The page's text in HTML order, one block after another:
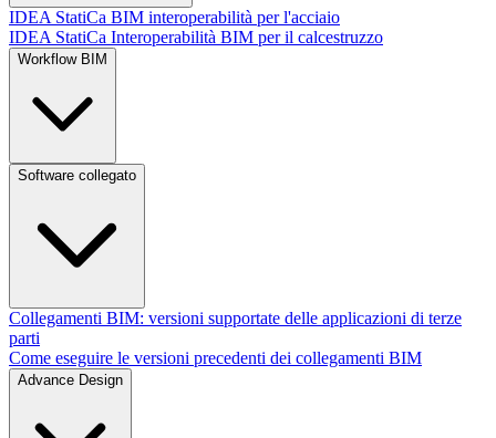
IDEA StatiCa BIM interoperabilità per l'acciaio
IDEA StatiCa Interoperabilità BIM per il calcestruzzo
Workflow BIM
Software collegato
Collegamenti BIM: versioni supportate delle applicazioni di terze
parti
Come eseguire le versioni precedenti dei collegamenti BIM
Advance Design